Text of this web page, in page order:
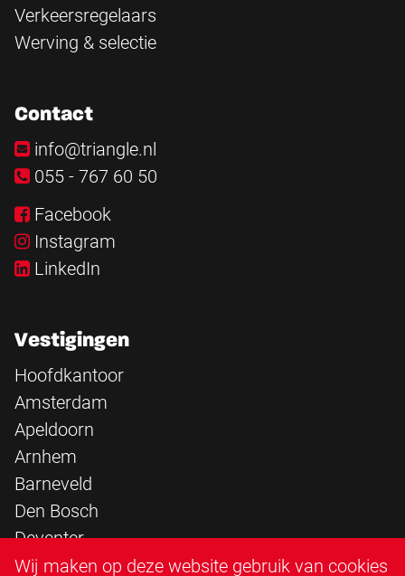
Verkeersregelaars
Werving & selectie
Contact
info@triangle.nl
055 - 767 60 50
Facebook
Instagram
LinkedIn
Vestigingen
Hoofdkantoor
Amsterdam
Apeldoorn
Arnhem
Barneveld
Den Bosch
Deventer
Epe
Wij maken op deze website gebruik van cookies